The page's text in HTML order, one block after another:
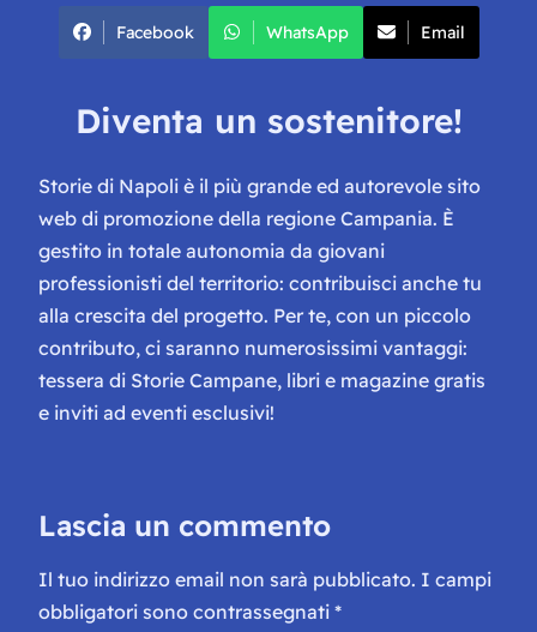
Facebook WhatsApp Email
Diventa un sostenitore!
Storie di Napoli è il più grande ed autorevole sito
web di promozione della regione Campania. È
gestito in totale autonomia da giovani
professionisti del territorio: contribuisci anche tu
alla crescita del progetto. Per te, con un piccolo
contributo, ci saranno numerosissimi vantaggi:
tessera di Storie Campane, libri e magazine gratis
e inviti ad eventi esclusivi!
Lascia un commento
Il tuo indirizzo email non sarà pubblicato. I campi
obbligatori sono contrassegnati *